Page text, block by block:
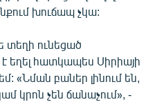
խուճապ չկա:
տեղի ունեցած
է եղել հատկապես Սիրիայի
«Նման բաներ լինում են,
կրոն չեն ճանաչում», -